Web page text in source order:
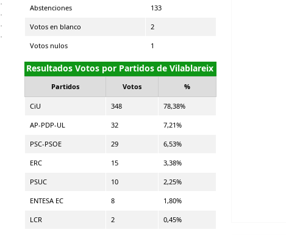
Abstenciones 133
Votos en blanco 2
Votos nulos 1
Resultados Votos por Partidos de Vilablareix
Partidos Votos %
CiU 348 78,38%
AP-PDP-UL 32 7,21%
PSC-PSOE 29 6,53%
ERC 15 3,38%
PSUC 10 2,25%
ENTESA EC 8 1,80%
LCR 2 0,45%